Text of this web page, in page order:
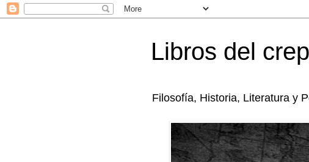
Libros del
Filosofía, Historia, Literatura y